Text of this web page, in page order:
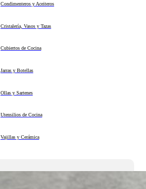
Condimenteros y Aceiteros
Cristalería, Vasos y Tazas
Cubiertos de Cocina
Jarras y Botellas
Ollas y Sartenes
Utensilios de Cocina
Vajillas y Cerámica